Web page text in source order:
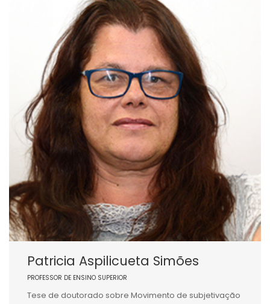
Patricia Aspilicueta Simões
PROFESSOR DE ENSINO SUPERIOR
Tese de doutorado sobre Movimento de subjetivação